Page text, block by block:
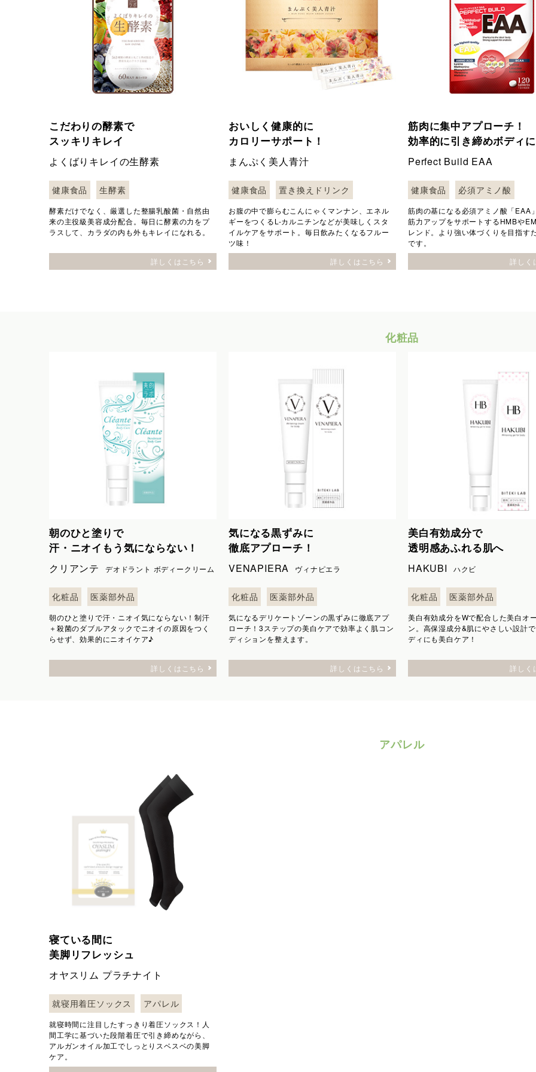
こだわりの酵素で
スッキリキレイ
よくばりキレイの生酵素
健康食品 生酵素
酵素だけでなく、厳選した整腸乳酸菌・自然由
来の主役級美容成分配合。毎日に酵素の力をプ
ラスして、カラダの内も外もキレイになれる。
詳しくはこちら
おいしく健康的に
カロリーサポート！
まんぷく美人青汁
健康食品 置き換えドリンク
お腹の中で膨らむこんにゃくマンナン、エネル
ギーをつくるL-カルニチンなどが美味しくスタ
イルケアをサポート。毎日飲みたくなるフルー
ツ味！
詳しくはこちら
筋肉に集中アプローチ！
効率的に引き締めボディに
Perfect Build EAA
健康食品 必須アミノ酸
筋肉の基になる必須アミノ酸「EAA
筋力アップをサポートするHMBや
レンド。より強い体づくりを目指す
です。
詳しく
化粧品
朝のひと塗りで
汗・ニオイもう気にならない！
クリアンテ デオドラント ボディークリーム
化粧品 医薬部外品
朝のひと塗りで汗・ニオイ気にならない！制汗
＋殺菌のダブルアタックでニオイの原因をつく
らせず、効果的にニオイケア♪
詳しくはこちら
気になる黒ずみに
徹底アプローチ！
VENAPIERA ヴィナピエラ
化粧品 医薬部外品
気になるデリケートゾーンの黒ずみに徹底アプ
ローチ！3ステップの美白ケアで効率よく肌コン
ディションを整えます。
詳しくはこちら
美白有効成分で
透明感あふれる肌へ
HAKUBI ハクビ
化粧品 医薬部外品
美白有効成分をWで配合した美白オ
ン。高保湿成分&肌にやさしい設計
ディにも美白ケア！
詳しく
アパレル
寝ている間に
美脚リフレッシュ
オヤスリム プラチナイト
就寝用着圧ソックス アパレル
就寝時間に注目したすっきり着圧ソックス！人
間工学に基づいた段階着圧で引き締めながら、
アルガンオイル加工でしっとりスベスベの美脚
ケア。